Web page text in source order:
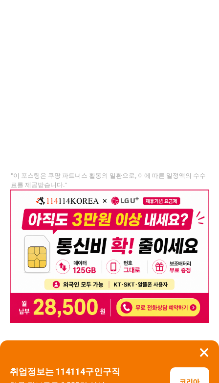
×
취업정보는 114114구인구직
"이 포스팅은 쿠팡 파트너스 활동의 일환으로, 이에 따른 일정액의 수수
료를 제공받습니다."